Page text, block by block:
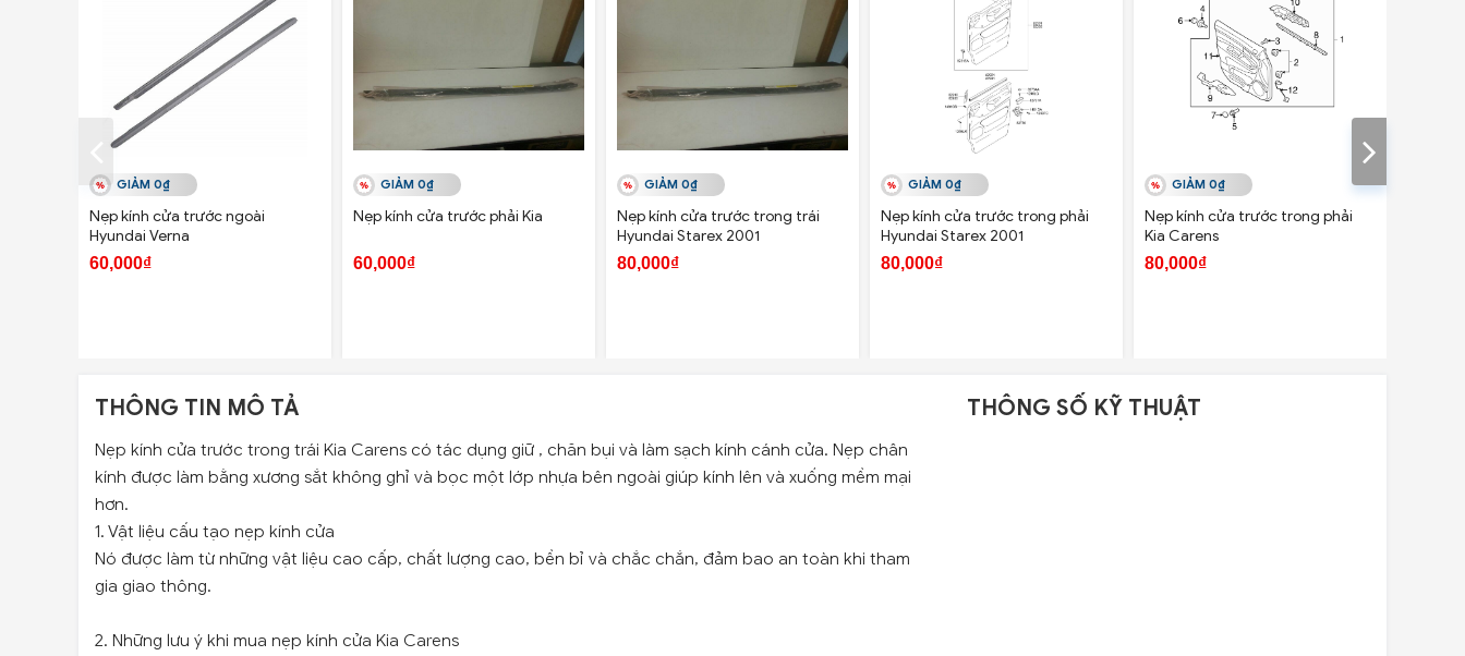
GIẢM 0₫
Nẹp kính cửa trước ngoài
Hyundai Verna
60,000₫
GIẢM 0₫
Nẹp kính cửa trước phải Kia
60,000₫
GIẢM 0₫
Nẹp kính cửa trước trong trái
Hyundai Starex 2001
80,000₫
GIẢM 0₫
Nẹp kính cửa trước trong phải
Hyundai Starex 2001
80,000₫
GIẢM 0₫
Nẹp kính cửa trước trong phải
Kia Carens
80,000₫
THÔNG TIN MÔ TẢ
Nẹp kính cửa trước trong trái Kia Carens có tác dụng giữ , chăn bụi và làm sạch kính cánh cửa. Nẹp chân
kính được làm bằng xương sắt không ghỉ và bọc một lớp nhựa bên ngoài giúp kính lên và xuống mềm mại
hơn.
1. Vật liệu cấu tạo nẹp kính cửa
Nó được làm từ những vật liệu cao cấp, chất lượng cao, bền bỉ và chắc chắn, đảm bao an toàn khi tham
gia giao thông.
2. Những lưu ý khi mua nẹp kính cửa Kia Carens
THÔNG SỐ KỸ THUẬT